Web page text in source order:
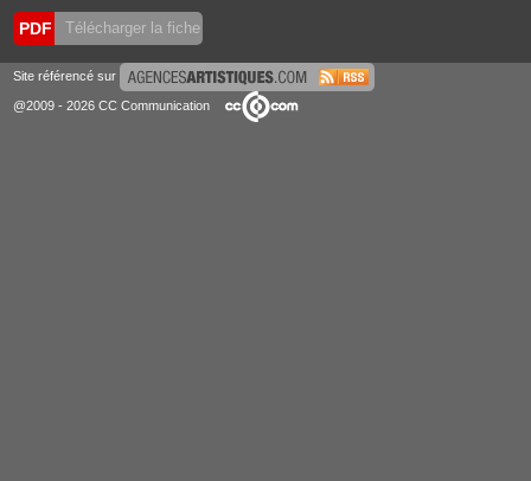
PDF Télécharger la fiche
Site référencé sur
@2009 - 2026 CC Communication